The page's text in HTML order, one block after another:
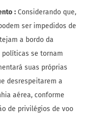
: Considerando que,
ser impedidos de
a bordo da
políticas se tornam
suas próprias
desrespeitarem a
aérea, conforme
de privilégios de voo